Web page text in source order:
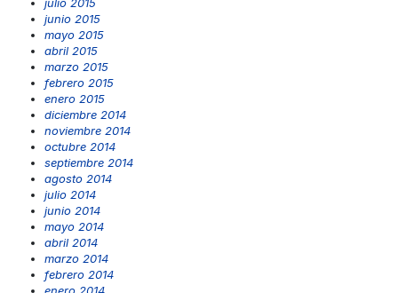
junio 2015
mayo 2015
abril 2015
marzo 2015
febrero 2015
enero 2015
diciembre 2014
noviembre 2014
octubre 2014
septiembre 2014
agosto 2014
julio 2014
junio 2014
mayo 2014
abril 2014
marzo 2014
febrero 2014
enero 2014